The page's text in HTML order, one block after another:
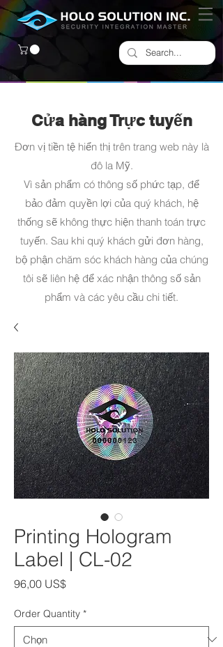
Printing Hologram
Label | CL-02
96,00 US$Giá
Order Quantity *
Cửa hàng Trực tuyến
Đơn vị tiền tệ hiển thị trên trang web này là
đô la Mỹ.
Vì sản phẩm có thông số phức tạp, để
bảo đảm quyền lợi của quý khách, hệ
thống sẽ không thực hiện thanh toán trực
tuyến. Sau khi quý khách gửi đơn hàng,
bộ phận chăm sóc khách hàng của chúng
tôi sẽ liên hệ để xác nhận thông số sản
phẩm và các yêu cầu chi tiết.